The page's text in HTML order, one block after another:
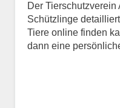
Der
Schützlinge
Tiere online finden
dann eine